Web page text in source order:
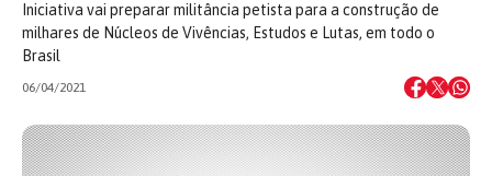
Iniciativa vai preparar militância petista para a construção de
milhares de Núcleos de Vivências, Estudos e Lutas, em todo o
Brasil
06/04/2021